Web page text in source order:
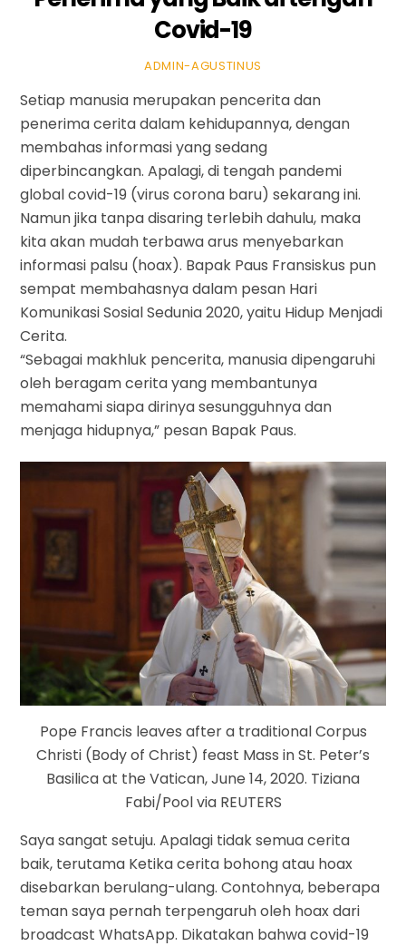
Covid-19
ADMIN-AGUSTINUS
Setiap manusia merupakan pencerita dan
penerima cerita dalam kehidupannya, dengan
membahas informasi yang sedang
diperbincangkan. Apalagi, di tengah pandemi
global covid-19 (virus corona baru) sekarang ini.
Namun jika tanpa disaring terlebih dahulu, maka
kita akan mudah terbawa arus menyebarkan
informasi palsu (hoax). Bapak Paus Fransiskus pun
sempat membahasnya dalam pesan Hari
Komunikasi Sosial Sedunia 2020, yaitu Hidup Menjadi
Cerita.
“Sebagai makhluk pencerita, manusia dipengaruhi
oleh beragam cerita yang membantunya
memahami siapa dirinya sesungguhnya dan
menjaga hidupnya,” pesan Bapak Paus.
Pope Francis leaves after a traditional Corpus
Christi (Body of Christ) feast Mass in St. Peter’s
Basilica at the Vatican, June 14, 2020. Tiziana
Fabi/Pool via REUTERS
Saya sangat setuju. Apalagi tidak semua cerita
baik, terutama Ketika cerita bohong atau hoax
disebarkan berulang-ulang. Contohnya, beberapa
teman saya pernah terpengaruh oleh hoax dari
broadcast WhatsApp. Dikatakan bahwa covid-19